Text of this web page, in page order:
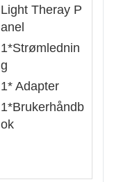
Light Theray P
anel
1*Strømlednin
g
1* Adapter
1*Brukerhåndb
ok